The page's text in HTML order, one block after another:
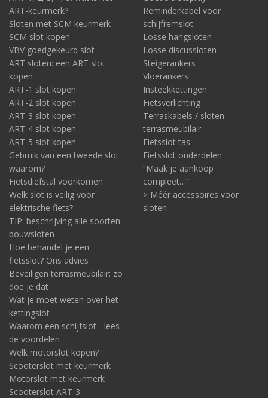
ART-keurmerk?
Sloten met SCM keurmerk
SCM slot kopen
VBV goedgekeurd slot
ART sloten: een ART slot
kopen
ART-1 slot kopen
ART-2 slot kopen
ART-3 slot kopen
ART-4 slot kopen
ART-5 slot kopen
Gebruik van een tweede slot:
waarom?
Fietsdiefstal voorkomen
Welk slot is veilig voor
elektrische fiets?
TIP: beschrijving alle soorten
bouwsloten
Hoe behandel je een
fietsslot? Ons advies
Beveiligen terrasmeubilair: zo
doe je dat
Wat je moet weten over het
kettingslot
Waarom een schijfslot - lees
de voordelen
Welk motorslot kopen?
Scooterslot met keurmerk
Motorslot met keurmerk
Scooterslot ART-3
Reminderkabel voor
schijfremslot
Losse hangsloten
Losse discussloten
Steigerankers
Vloerankers
Insteekkettingen
Fietsverlichting
Terraskabels / sloten
terrasmeubilair
Fietsslot tas
Fietsslot onderdelen
“Maak je aankoop
compleet…”
> Méér accessoires voor
sloten